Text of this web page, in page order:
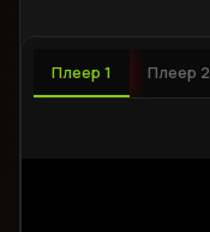
Плеер 1 Плеер 2